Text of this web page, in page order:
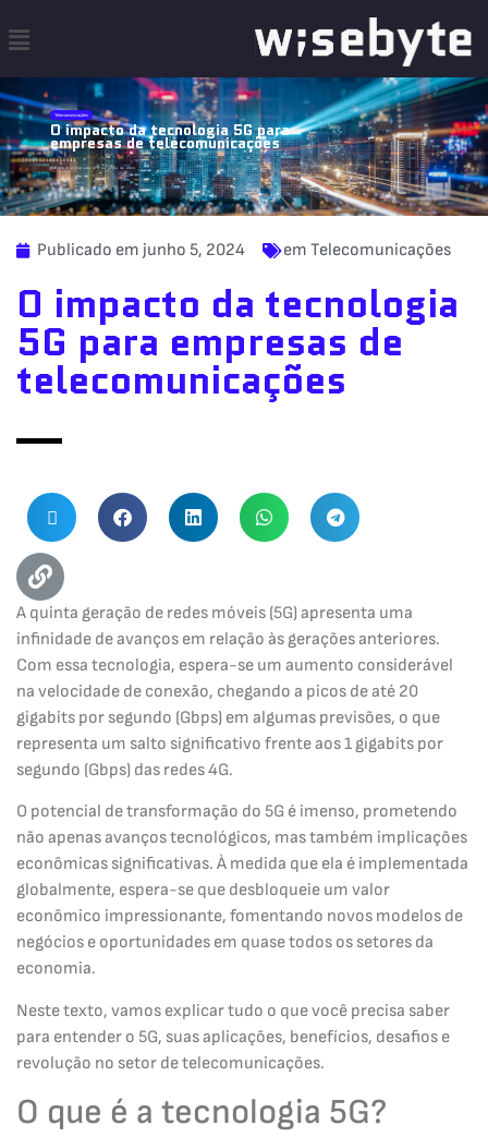
O impacto da tecnologia 5G para
empresas de telecomunicações
Publicado por wisebyte 5 de junho de 2024
Telecomunicações
Publicado em junho 5, 2024 em Telecomunicações
O impacto da tecnologia
5G para empresas de
telecomunicações
A quinta geração de redes móveis (5G) apresenta uma
infinidade de avanços em relação às gerações anteriores.
Com essa tecnologia, espera-se um aumento considerável
na velocidade de conexão, chegando a picos de até 20
gigabits por segundo (Gbps) em algumas previsões, o que
representa um salto significativo frente aos 1 gigabits por
segundo (Gbps) das redes 4G.
O potencial de transformação do 5G é imenso, prometendo
não apenas avanços tecnológicos, mas também implicações
econômicas significativas. À medida que ela é implementada
globalmente, espera-se que desbloqueie um valor
econômico impressionante, fomentando novos modelos de
negócios e oportunidades em quase todos os setores da
economia.
Neste texto, vamos explicar tudo o que você precisa saber
para entender o 5G, suas aplicações, benefícios, desafios e
revolução no setor de telecomunicações.
O que é a tecnologia 5G?